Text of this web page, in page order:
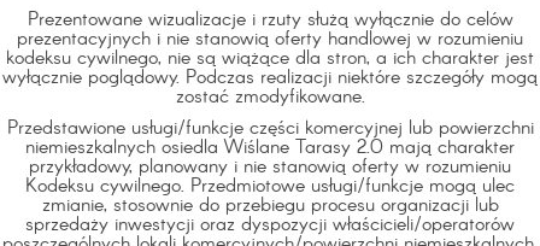
Prezentowane wizualizacje i rzuty służą wyłącznie do celów
prezentacyjnych i nie stanowią oferty handlowej w rozumieniu
kodeksu cywilnego, nie są wiążące dla stron, a ich charakter jest
wyłącznie poglądowy. Podczas realizacji niektóre szczegóły mogą
zostać zmodyfikowane.
Przedstawione usługi/funkcje części komercyjnej lub powierzchni
niemieszkalnych osiedla Wiślane Tarasy 2.0 mają charakter
przykładowy, planowany i nie stanowią oferty w rozumieniu
Kodeksu cywilnego. Przedmiotowe usługi/funkcje mogą ulec
zmianie, stosownie do przebiegu procesu organizacji lub
sprzedaży inwestycji oraz dyspozycji właścicieli/operatorów